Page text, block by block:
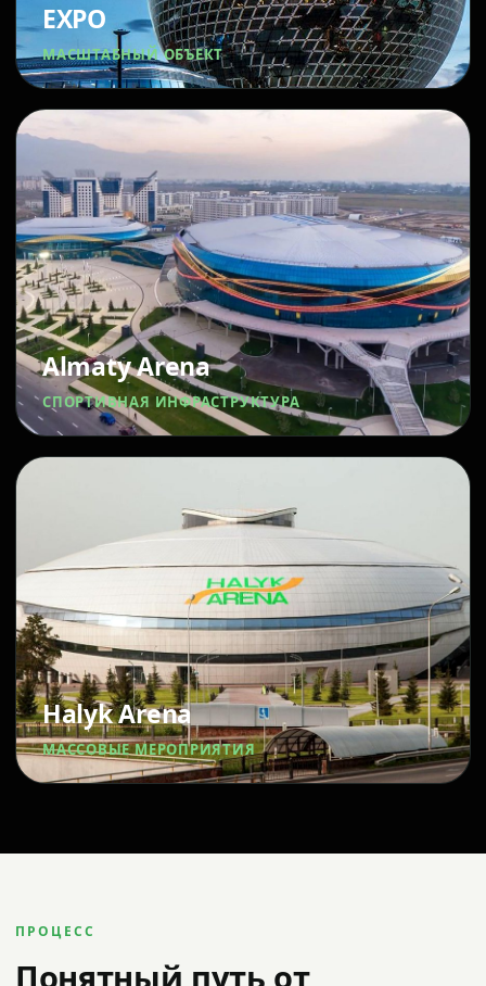
EXPO
МАСШТАБНЫЙ ОБЪЕКТ
Almaty Arena
СПОРТИВНАЯ ИНФРАСТРУКТУРА
Halyk Arena
МАССОВЫЕ МЕРОПРИЯТИЯ
ПРОЦЕСС
Понятный путь от